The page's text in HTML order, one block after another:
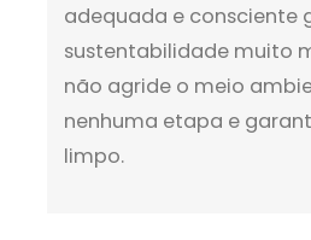
adequada e consciente
sustentabilidade muito
não agride o meio
nenhuma etapa e
limpo.